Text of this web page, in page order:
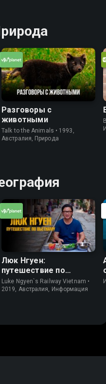
Разговоры с
животными
Talk to the Animals • 1993,
Австралия, Природа
Люк Нгуен:
путешествие по
Вьетнаму
Luke Ngyen`s Railway Vietnam •
2019, Австралия, Информация